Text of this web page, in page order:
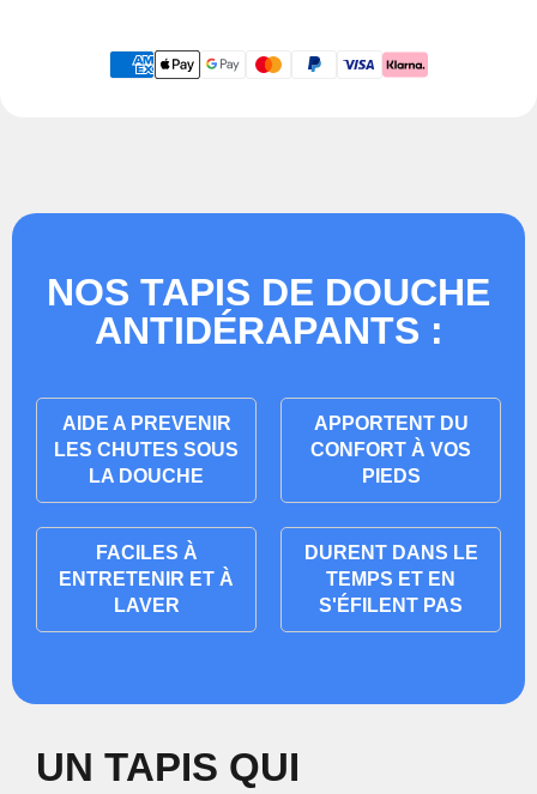
NOS TAPIS DE DOUCHE
ANTIDÉRAPANTS :
AIDE A PREVENIR
LES CHUTES SOUS
LA DOUCHE
APPORTENT DU
CONFORT À VOS
PIEDS
FACILES À
ENTRETENIR ET À
LAVER
DURENT DANS LE
TEMPS ET EN
S'ÉFILENT PAS
UN TAPIS QUI